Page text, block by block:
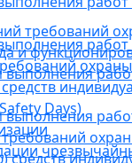
Days)
требований
и